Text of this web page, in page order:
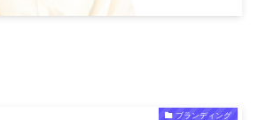
ブランディング